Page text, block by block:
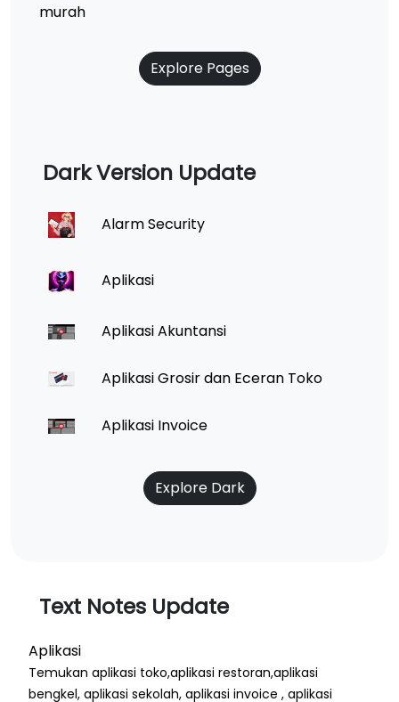
murah
Explore Pages
Dark Version Update
Alarm Security
Aplikasi
Aplikasi Akuntansi
Aplikasi Grosir dan Eceran Toko
Aplikasi Invoice
Explore Dark
Text Notes Update
Aplikasi
Temukan aplikasi toko,aplikasi restoran,aplikasi
bengkel, aplikasi sekolah, aplikasi invoice , aplikasi